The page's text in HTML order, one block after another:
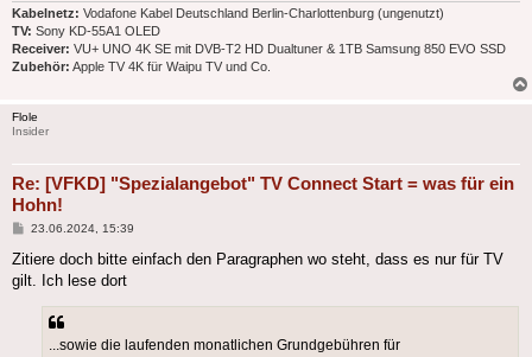
Kabelnetz: Vodafone Kabel Deutschland Berlin-Charlottenburg (ungenutzt)
TV: Sony KD-55A1 OLED
Receiver: VU+ UNO 4K SE mit DVB-T2 HD Dualtuner & 1TB Samsung 850 EVO SSD
Zubehör: Apple TV 4K für Waipu TV und Co.
Flole
Insider
Re: [VFKD] "Spezialangebot" TV Connect Start = was für ein
Hohn!
Beitrag
23.06.2024, 15:39
Zitiere doch bitte einfach den Paragraphen wo steht, dass es nur für TV
gilt. Ich lese dort
...sowie die laufenden monatlichen Grundgebühren für